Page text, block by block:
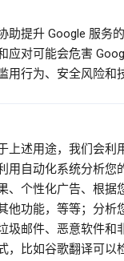
助提升 Google 服务的
应对可能会危害
用行为、安全风险和
上述用途，我们会利
用自动化系统分析您
、个性化广告、根据
他功能，等等；分析
圾邮件、恶意软件和
，比如谷歌翻译可以